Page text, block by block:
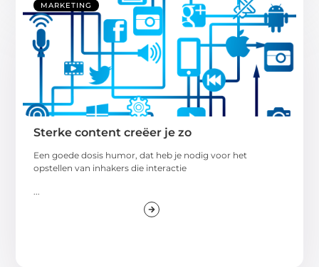
MARKETING
Sterke content creëer je zo
Een goede dosis humor, dat heb je nodig voor het
opstellen van inhakers die interactie